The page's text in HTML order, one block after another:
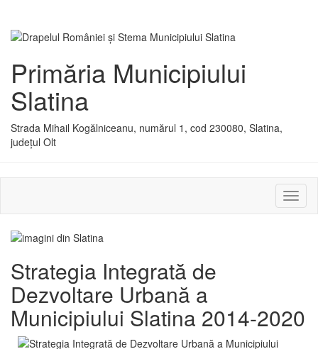
Primăria Municipiului
Slatina
Strada Mihail Kogălniceanu, numărul 1, cod 230080, Slatina,
județul Olt
sau
Strategia Integrată de
Dezvoltare Urbană a
Municipiului Slatina 2014-2020